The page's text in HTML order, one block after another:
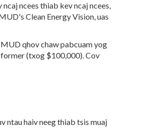
ncees thiab kev ncaj ncees,
Clean Energy Vision, uas
qhov chaw pabcuam yog
(txog $100,000). Cov
ntau haiv neeg thiab tsis muaj